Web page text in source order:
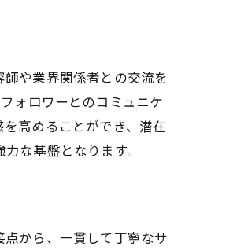
や業界関係者との交流を
ォロワーとのコミュニケ
高めることができ、潜在
な基盤となります。
から、一貫して丁寧なサ